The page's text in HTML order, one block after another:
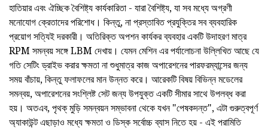
হাতিয়ার এবং ঐচ্ছিক বৈশিষ্ট্য কার্যকারিতা - যারা বৈশিষ্ট্য, যা সব মধ্যে অগ্রণী
মনোযোগ ক্রেতাদের পরিশোধ। কিন্তু, না প্রস্তাবিত প্রযুক্তির সব ব্যবহারিক
প্রয়োগ সত্যিই দরকারী। অতিরিক্ত অপশন কার্যকর ব্যবহার একটি উদাহরণ মাত্র
RPM সমন্বয় সঙ্গে LBM দেখায়। যেমন মেশিন এর পর্যালোচনা উল্লিখিত আছে যে
গতি সেটিং ড্রাইভ করার ক্ষমতা না শুধুমাত্র কাজ অপারেশনের পারফরম্যান্সের জন্য
সময় বাঁচায়, কিন্তু ফলাফলের মান উন্নত করে। আরেকটি বিষয় বিভিন্ন মডেলের
সমন্বয়, অপারেশনের সংশ্লিষ্ট সেট জন্য উপযুক্ত একটি সীমার সাথে উপলব্ধ করা
হয়। অতএব, পৃথক্ মুড়ি সমন্বয়ন সম্ভাবনা থেকে যখন "পেষকদন্ত", এটা গুরুত্বপূর্ণ
অ্যাকাউন্ট এছাড়াও মধ্যে ক্ষমতা ও ডিস্ক সর্বোচ্চ ব্যাস নিতে হয় - এই পরামিতি